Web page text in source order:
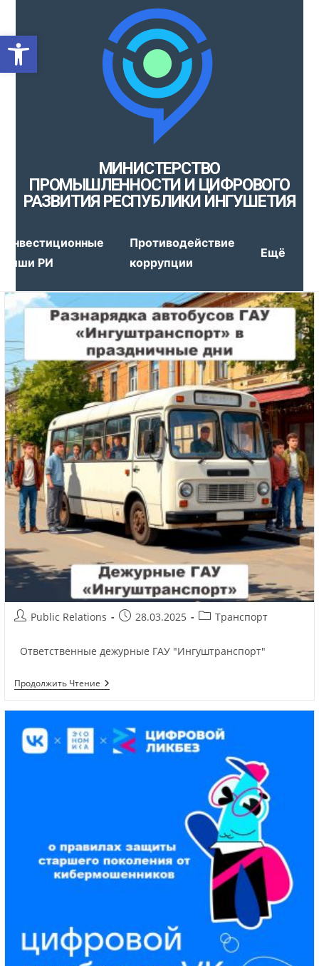
Открыть панель
МИНИСТЕРСТВО
ПРОМЫШЛЕННОСТИ И ЦИФРОВОГО
РАЗВИТИЯ РЕСПУБЛИКИ ИНГУШЕТИЯ
Инвестиционные
ниши РИ
Противодействие
коррупции
Ещё
Public Relations 28.03.2025 Транспорт
Ответственные дежурные ГАУ "Ингуштранспорт"
Продолжить Чтение